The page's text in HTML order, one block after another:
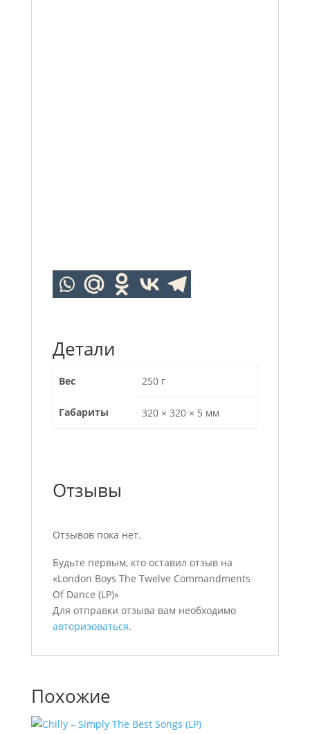
Детали
Вес 250 г
Габариты 320 × 320 × 5 мм
Отзывы
Отзывов пока нет.
Будьте первым, кто оставил отзыв на
«London Boys The Twelve Commandments
Of Dance (LP)»
Для отправки отзыва вам необходимо
авторизоваться.
Похожие